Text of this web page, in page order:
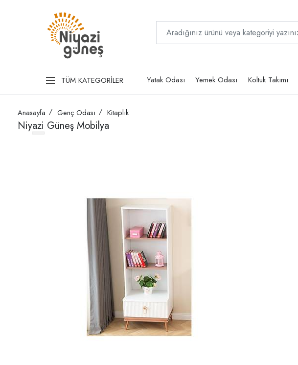
TÜM KATEGORİLER Yatak Odası Yemek Odası Koltuk Takımı
Anasayfa Genç Odası Kitaplık
Niyazi Güneş Mobilya